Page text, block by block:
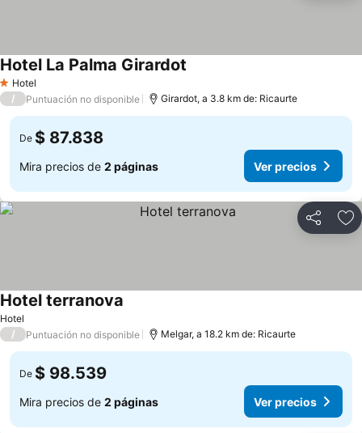
1 Estrellas
Hotel
Hotel La Palma Girardot
/ Puntuación no disponible Girardot, a 3.8 km de: Ricaurte
De $ 87.838
Mira precios de 2 páginas Ver precios
Compartir
Hotel
Hotel terranova
/ Puntuación no disponible Melgar, a 18.2 km de: Ricaurte
De $ 98.539
Mira precios de 2 páginas Ver precios